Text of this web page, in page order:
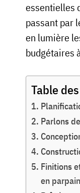
essentielles
passant par
en lumière
budgétaires
Table
Parlons
Finitions
en